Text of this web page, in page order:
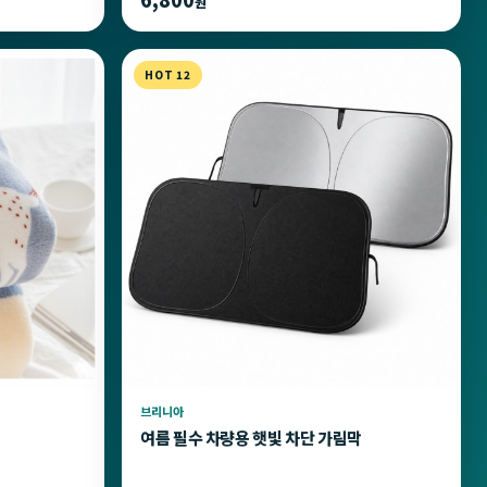
HOT 12
브리니아
여름 필수 차량용 햇빛 차단 가림막